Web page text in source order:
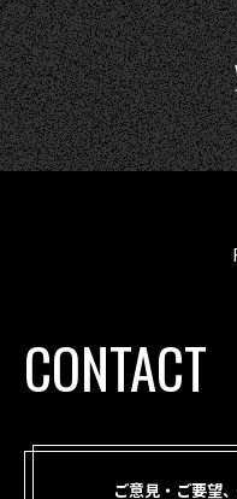
CONTACT
ご意見・ご要望